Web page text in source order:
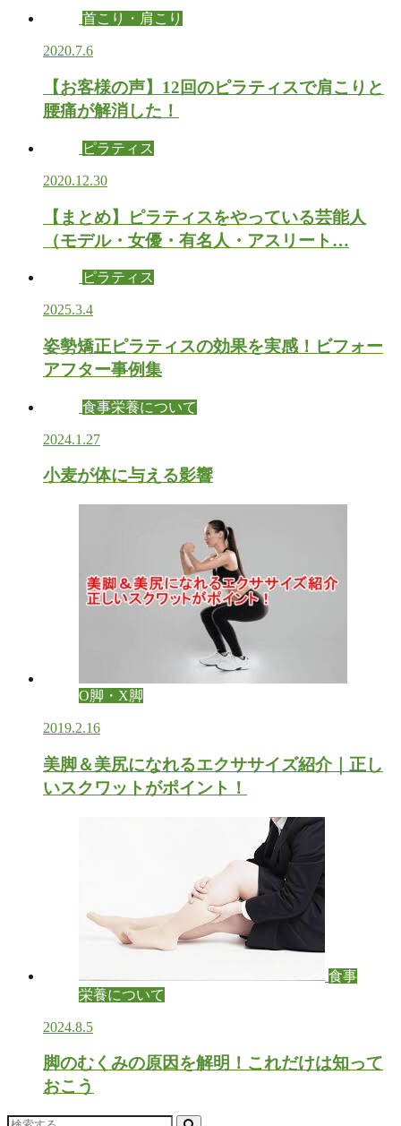
首こり・肩こり
2020.7.6
【お客様の声】12回のピラティスで肩こりと
腰痛が解消した！
ピラティス
2020.12.30
【まとめ】ピラティスをやっている芸能人
（モデル・女優・有名人・アスリート…
ピラティス
2025.3.4
姿勢矯正ピラティスの効果を実感！ビフォー
アフター事例集
食事栄養について
2024.1.27
小麦が体に与える影響
O脚・X脚
2019.2.16
美脚＆美尻になれるエクササイズ紹介｜正し
いスクワットがポイント！
食事
栄養について
2024.8.5
脚のむくみの原因を解明！これだけは知って
おこう